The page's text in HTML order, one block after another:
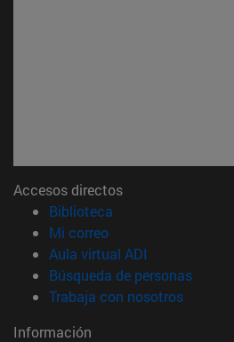
Accesos directos
Biblioteca
Mi correo(abre en nueva
Aula virtual ADI
Búsqueda de personas(abre
Trabaja con nosotros(abre
Información